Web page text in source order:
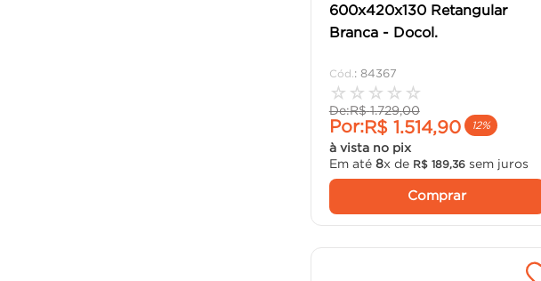
600x420x130 Retangular
Branca - Docol.
: 84367
☆ ☆ ☆ ☆ ☆
De:R$ 1.729,00
Por:R$ 1.514,90 12%
à vista no pix
Em até 8x de R$ 189, 36sem juros
Comprar